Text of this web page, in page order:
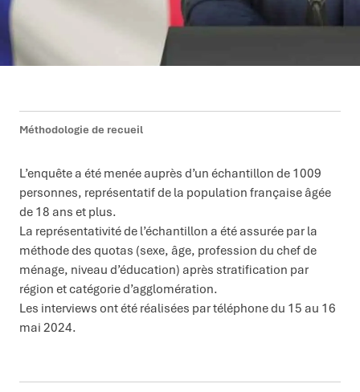
Méthodologie de recueil
L’enquête a été menée auprès d’un échantillon de 1009
personnes, représentatif de la population française âgée
de 18 ans et plus.
La représentativité de l’échantillon a été assurée par la
méthode des quotas (sexe, âge, profession du chef de
ménage, niveau d’éducation) après stratification par
région et catégorie d’agglomération.
Les interviews ont été réalisées par téléphone du 15 au 16
mai 2024.